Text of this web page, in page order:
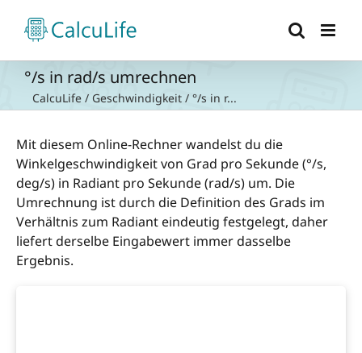
Inhalt
springen
°/s in rad/s umrechnen
CalcuLife / Geschwindigkeit / °/s in r...
Mit diesem Online-Rechner wandelst du die
Winkelgeschwindigkeit von Grad pro Sekunde (°/s,
deg/s) in Radiant pro Sekunde (rad/s) um. Die
Umrechnung ist durch die Definition des Grads im
Verhältnis zum Radiant eindeutig festgelegt, daher
liefert derselbe Eingabewert immer dasselbe
Ergebnis.